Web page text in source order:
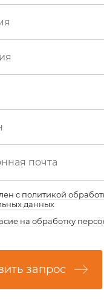
с политикой
данных
на обработку
запрос